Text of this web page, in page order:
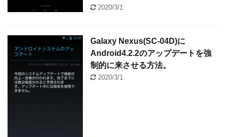
2020/3/1
Galaxy Nexus(SC-04D)に
Android4.2.2のアップデートを強
制的に来させる方法。
2020/3/1